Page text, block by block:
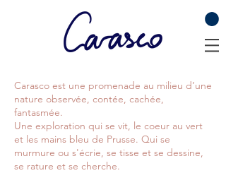
Carasco est une promenade au milieu d’une
nature observée, contée, cachée,
fantasmée.
Une exploration qui se vit, le coeur au vert
et les mains bleu de Prusse. Qui se
murmure ou s'écrie, se tisse et se dessine,
se rature et se cherche.